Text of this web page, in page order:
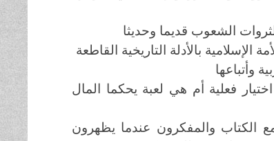
الشعوب قديما وحديثا
بالأدلة التاريخية القاطعة
وأتباعها
فعلية أم هي لعبة يحكما المال
الكتاب والمفكرون عندما يظهرون